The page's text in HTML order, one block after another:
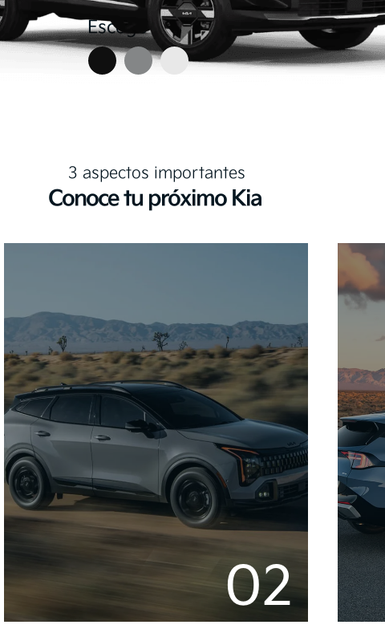
Escoge un color:
3 aspectos importantes
Conoce tu próximo Kia
02